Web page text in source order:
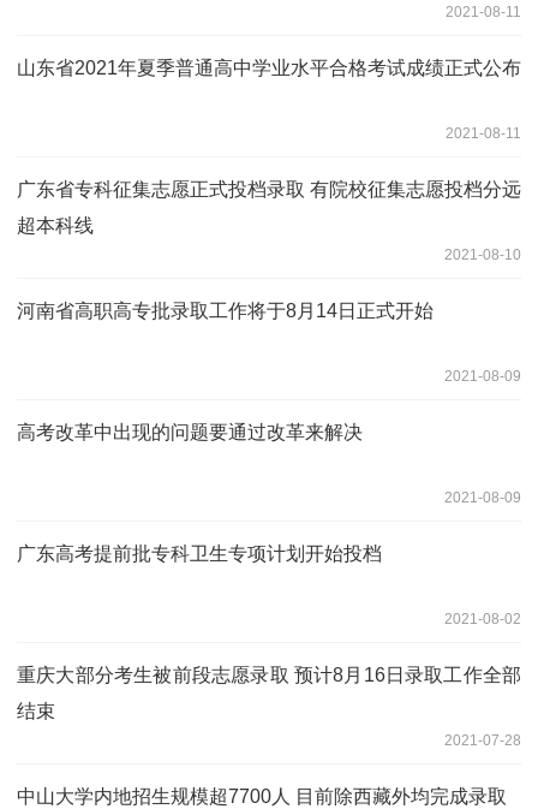
2021-08-11
山东省2021年夏季普通高中学业水平合格考试成绩正式公布
2021-08-11
广东省专科征集志愿正式投档录取 有院校征集志愿投档分远
超本科线
2021-08-10
河南省高职高专批录取工作将于8月14日正式开始
2021-08-09
高考改革中出现的问题要通过改革来解决
2021-08-09
广东高考提前批专科卫生专项计划开始投档
2021-08-02
重庆大部分考生被前段志愿录取 预计8月16日录取工作全部
结束
2021-07-28
中山大学内地招生规模超7700人 目前除西藏外均完成录取